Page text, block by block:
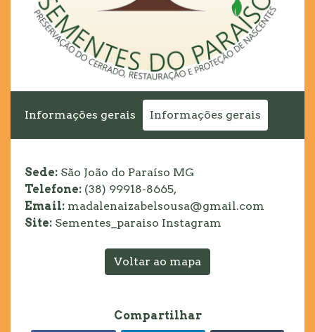
Informações gerais Informações gerais
Sede: São João do Paraíso MG
Telefone: (38) 99918-8665,
Email: madalenaizabelsousa@gmail.com
Site: Sementes_paraiso Instagram
Voltar ao mapa
Compartilhar